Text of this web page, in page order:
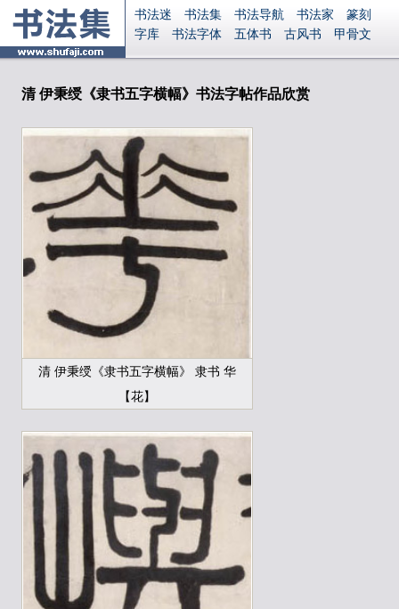
书法迷 书法集 书法导航 书法家
篆刻
字库
书法字体 五体书 古风书
甲骨文
集字
字形 大字 篆刻之家 字源
起名
识字 英语 印章
字体下载
Ai矢量
P图宝 南无阿弥陀佛
安全网站
清 伊秉绶《隶书五字横幅》书法字帖作品欣赏
清 伊秉绶《隶书五字横幅》 隶书 华
【花】